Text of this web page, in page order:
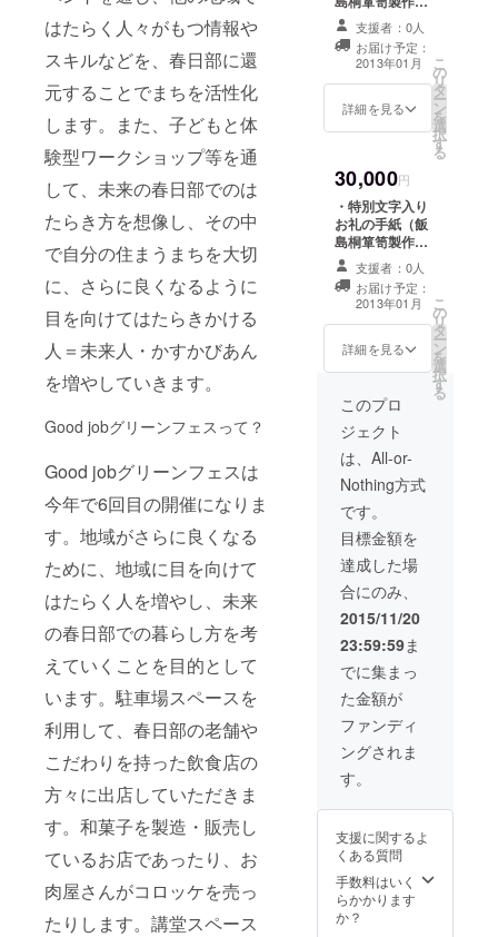
はたらく人々がもつ情報や
スキルなどを、春日部に還
元することでまちを活性化
します。また、子どもと体
験型ワークショップ等を通
して、未来の春日部でのは
たらき方を想像し、その中
で自分の住まうまちを大切
に、さらに良くなるように
目を向けてはたらきかける
人＝未来人・かすかびあん
を増やしていきます。
Good jobグリーンフェスって？
Good jobグリーンフェスは
今年で6回目の開催になりま
す。地域がさらに良くなる
ために、地域に目を向けて
はたらく人を増やし、未来
の春日部での暮らし方を考
えていくことを目的として
います。駐車場スペースを
利用して、春日部の老舗や
こだわりを持った飲食店の
方々に出店していただきま
す。和菓子を製造・販売し
ているお店であったり、お
肉屋さんがコロッケを売っ
たりします。講堂スペース
援者様のお名前
を掲示させて頂
きます。
の春日部名産桐
製ハガキ） ・
春日部のお野菜
セット（旬のお
野菜3種類程度）
年１回 ・「未来
部のおづつみ園
さん特製） ・当
協会活動報告書
・グリーンフェ
ス当日に会場内
にて配布する会
場マップに、ご
支援者様のお名
前を掲示させて
いただきます。
・「未来かすか
びあん」掲示時
およびイベント
のチラシ・HP等
の広報物にお名
前を掲載させて
いただきます。
支援者：0人
お届け予定：
2013年01月
詳細を見る
こ
の
リ
タ
ー
ン
を
選
択
す
る
30,000円
・特別文字入り
お礼の手紙（飯
島桐箪笥製作所
の春日部名産桐
製ハガキ） ・
循環型プラン
ター菜園１セッ
ト ・「未来かす
かびあん」オリ
おづつみ園さん
特製） ・春日部
のお野菜セッ
ト 年１回 ・日
光街道でつなが
る栃木県のおい
しいもの（前田
牧場ドライエイ
ジングビーフ）
・当協会活動報
告書 ・グリーン
フェス当日に会
場内にて配布す
に、ご支援者様
のお名前を掲示
させて頂きま
す。 ・「未来か
すかびあん」掲
示時およびイベ
ントのチラシ・
HP等の広報物に
お名前を掲載さ
せていただきま
す。
支援者：0人
お届け予定：
2013年01月
詳細を見る
こ
の
リ
タ
ー
ン
を
選
択
す
る
このプロ
ジェクト
は、All-or-
Nothing方式
です。
目標金額を
達成した場
合にのみ、
2015/11/20
23:59:59ま
でに集まっ
た金額が
ファンディ
ングされま
す。
支援に関するよ
くある質問
手数料はいく
らかかります
か？